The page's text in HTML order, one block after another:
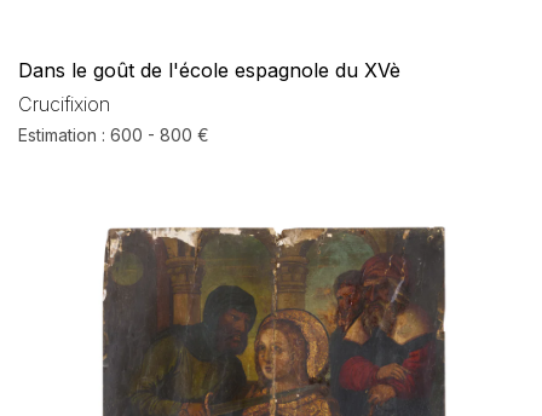
Dans le goût de l'école espagnole du XVè
Crucifixion
Estimation : 600 - 800 €